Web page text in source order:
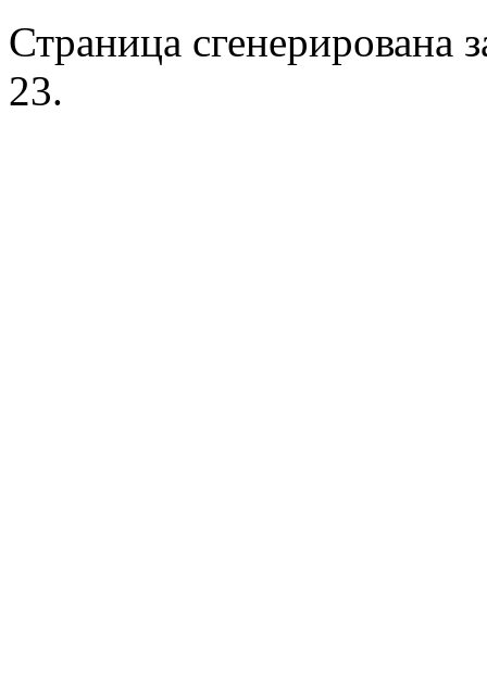
Страница сгенерирована
23.